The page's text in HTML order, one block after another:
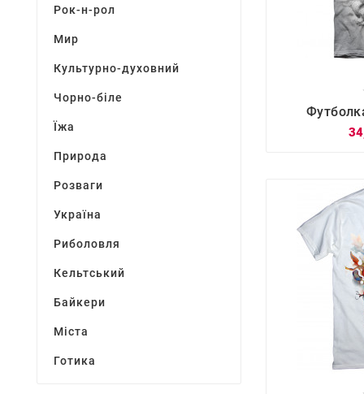
Рок-н-рол
Мир
Культурно-духовний
Чорно-біле
Їжа
Природа
Розваги
Україна
Риболовля
Кельтський
Байкери
Міста
Готика